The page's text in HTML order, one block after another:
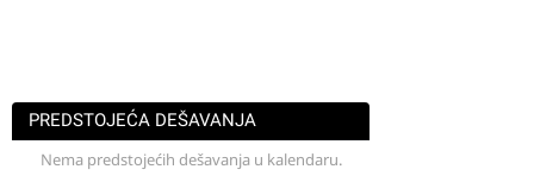
PREDSTOJEĆA DEŠAVANJA
Nema predstojećih dešavanja u kalendaru.